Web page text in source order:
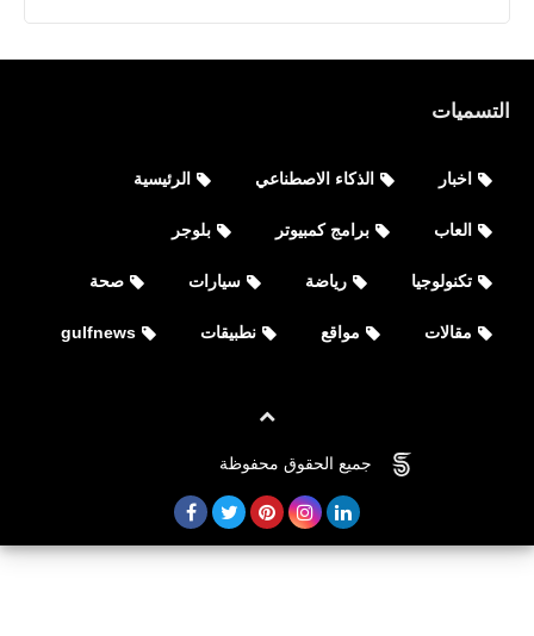
افضل 4 مواقع ping لسرعة ارشفة
محركات البحث
التسميات
اخبار الذكاء الاصطناعي الرئيسية
العاب برامج كمبيوتر بلوجر
تكنولوجيا رياضة سيارات صحة
مقالات مواقع نطبيقات gulfnews
جميع الحقوق محفوظة